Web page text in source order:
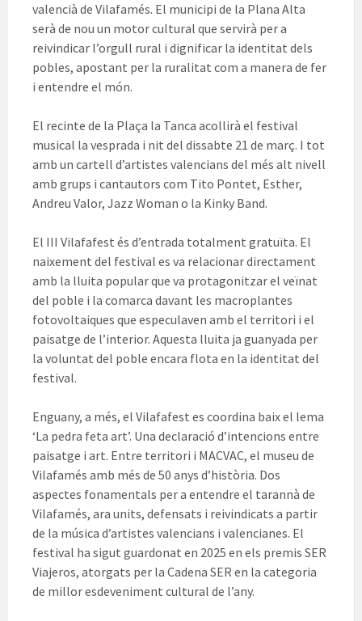
valencià de Vilafamés. El municipi de la Plana Alta
serà de nou un motor cultural que servirà per a
reivindicar l’orgull rural i dignificar la identitat dels
pobles, apostant per la ruralitat com a manera de fer
i entendre el món.
El recinte de la Plaça la Tanca acollirà el festival
musical la vesprada i nit del dissabte 21 de març. I tot
amb un cartell d’artistes valencians del més alt nivell
amb grups i cantautors com Tito Pontet, Esther,
Andreu Valor, Jazz Woman o la Kinky Band.
El III Vilafafest és d’entrada totalment gratuïta. El
naixement del festival es va relacionar directament
amb la lluita popular que va protagonitzar el veïnat
del poble i la comarca davant les macroplantes
fotovoltaiques que especulaven amb el territori i el
paisatge de l’interior. Aquesta lluita ja guanyada per
la voluntat del poble encara flota en la identitat del
festival.
Enguany, a més, el Vilafafest es coordina baix el lema
‘La pedra feta art’. Una declaració d’intencions entre
paisatge i art. Entre territori i MACVAC, el museu de
Vilafamés amb més de 50 anys d’història. Dos
aspectes fonamentals per a entendre el tarannà de
Vilafamés, ara units, defensats i reivindicats a partir
de la música d’artistes valencians i valencianes. El
festival ha sigut guardonat en 2025 en els premis SER
Viajeros, atorgats per la Cadena SER en la categoria
de millor esdeveniment cultural de l’any.